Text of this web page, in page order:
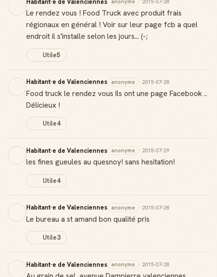
anonyme · 2015-07-28
Le rendez vous ! Food Truck avec produit frais
régionaux en général ! Voir sur leur page fcb a quel
endroit il s'installe selon les jours... (-;
Utile5
Habitant·e de Valenciennes anonyme · 2015-07-28
Food truck le rendez vous Ils ont une page Facebook ..
Délicieux !
Utile4
Habitant·e de Valenciennes anonyme · 2015-07-29
les fines gueules au quesnoy! sans hesitation!
Utile4
Habitant·e de Valenciennes anonyme · 2015-07-28
Le bureau a st amand bon qualité pris
Utile3
Habitant·e de Valenciennes anonyme · 2015-07-28